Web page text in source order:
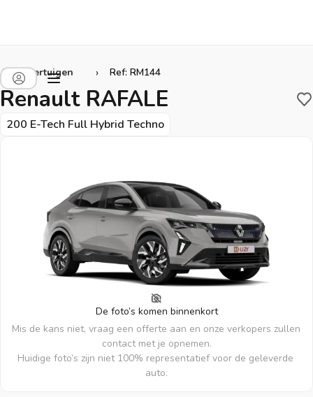
Alle voertuigen › Ref: RM144
Renault RAFALE
200 E-Tech Full Hybrid Techno
De foto’s komen binnenkort
Mis de kans niet, vraag een offerte aan en onze verkopers zullen
contact met je opnemen.
Huidige foto’s zijn niet 100% representatief voor de geleverde
auto.